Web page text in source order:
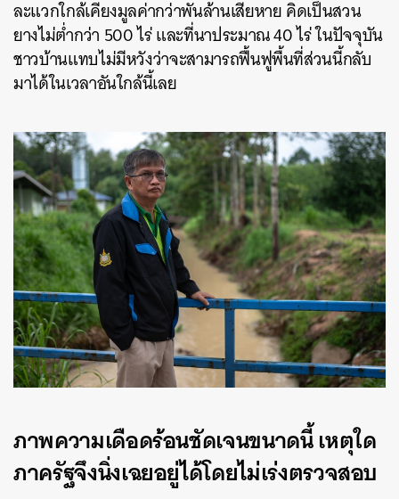
ละแวกใกล้เคียงมูลค่ากว่าพันล้านเสียหาย คิดเป็นสวน
ยางไม่ต่ำกว่า 500 ไร่ และที่นาประมาณ 40 ไร่ ในปัจจุบัน
ชาวบ้านแทบไม่มีหวังว่าจะสามารถฟื้นฟูพื้นที่ส่วนนี้กลับ
มาได้ในเวลาอันใกล้นี้เลย
ภาพความเดือดร้อนชัดเจนขนาดนี้ เหตุใด
ภาครัฐจึงนิ่งเฉยอยู่ได้โดยไม่เร่งตรวจสอบ